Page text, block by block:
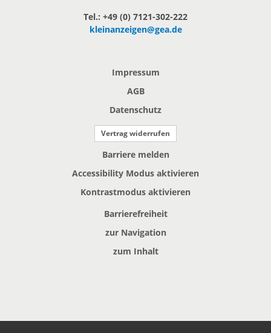
Tel.: +49 (0) 7121-302-222
kleinanzeigen@gea.de
Impressum
AGB
Datenschutz
Vertrag widerrufen
Barriere melden
Accessibility Modus aktivieren
Kontrastmodus aktivieren
Barrierefreiheit
zur Navigation
zum Inhalt